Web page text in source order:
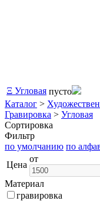
Ξ Угловая пусто
Каталог >
Гравировка > Угловая
Сортировка
Фильтр
по умолчанию по
Цена
от
Материал
гравировка